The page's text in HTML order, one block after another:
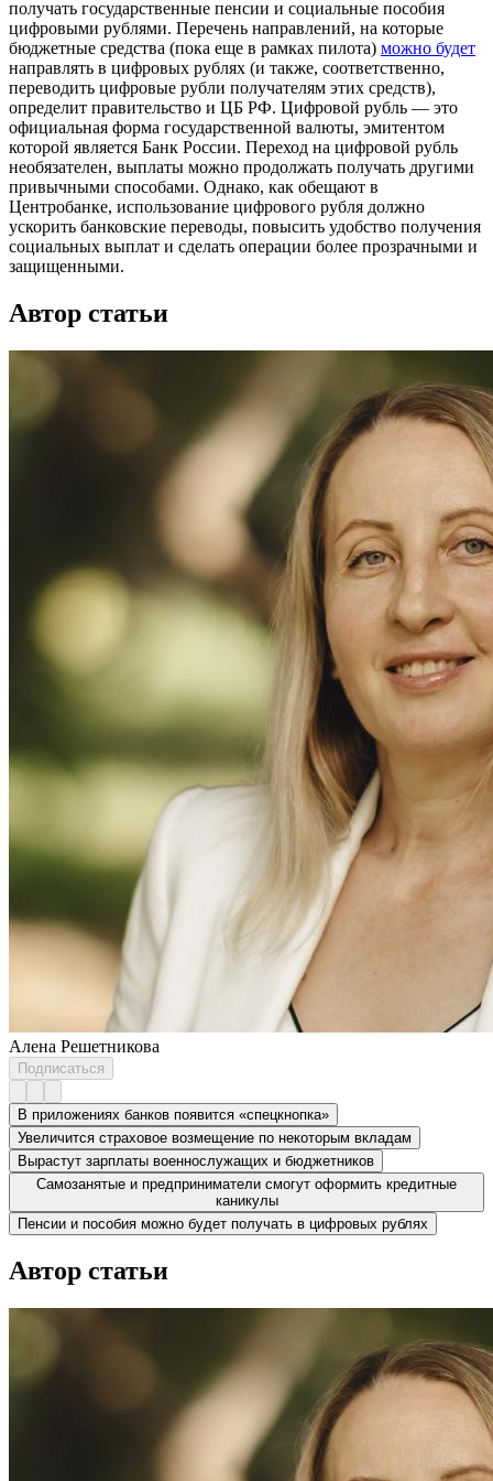
получать государственные пенсии и социальные пособия
цифровыми рублями. Перечень направлений, на которые
бюджетные средства (пока еще в рамках пилота) можно будет
направлять в цифровых рублях (и также, соответственно,
переводить цифровые рубли получателям этих средств),
определит правительство и ЦБ РФ. Цифровой рубль — это
официальная форма государственной валюты, эмитентом
которой является Банк России. Переход на цифровой рубль
необязателен, выплаты можно продолжать получать другими
привычными способами. Однако, как обещают в
Центробанке, использование цифрового рубля должно
ускорить банковские переводы, повысить удобство получения
социальных выплат и сделать операции более прозрачными и
защищенными.
Автор статьи
Алена Решетникова
Подписаться
В приложениях банков появится «спецкнопка»
Увеличится страховое возмещение по некоторым вкладам
Вырастут зарплаты военнослужащих и бюджетников
Самозанятые и предприниматели смогут оформить кредитные
каникулы
Пенсии и пособия можно будет получать в цифровых рублях
Автор статьи